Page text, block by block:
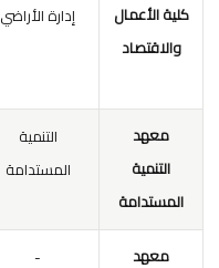
كلية الأعمال
والاقتصاد
إدارة الأراضي
معهد
التنمية
المستدامة
التنمية
المستدامة
معهد
-